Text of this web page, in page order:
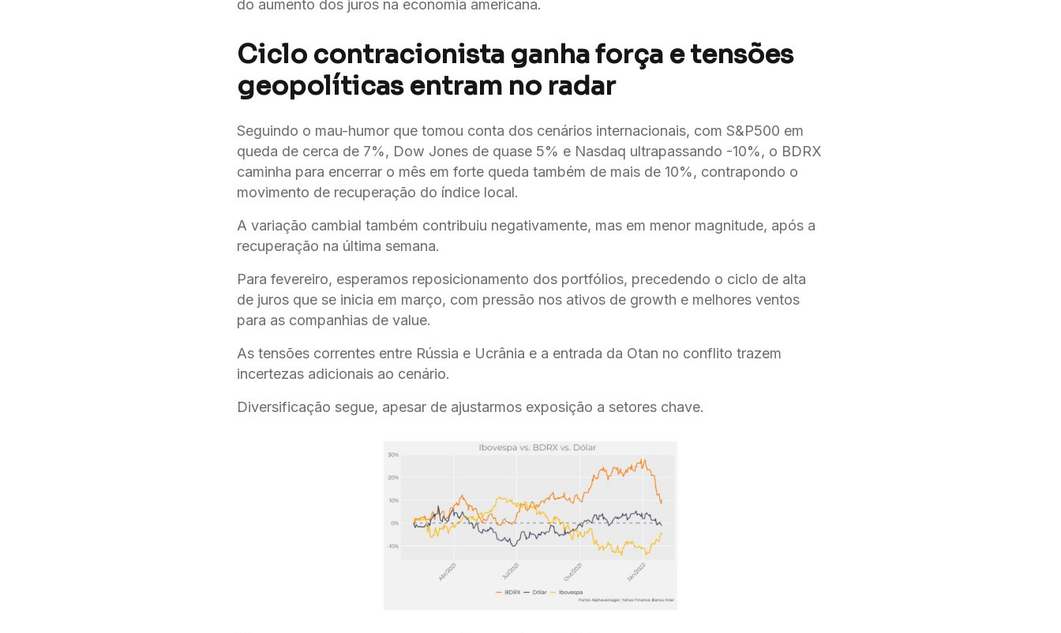
do aumento dos juros na economia americana.
Ciclo contracionista ganha força e tensões
geopolíticas entram no radar
Seguindo o mau-humor que tomou conta dos cenários internacionais, com S&P500 em
queda de cerca de 7%, Dow Jones de quase 5% e Nasdaq ultrapassando -10%, o BDRX
caminha para encerrar o mês em forte queda também de mais de 10%, contrapondo o
movimento de recuperação do índice local.
A variação cambial também contribuiu negativamente, mas em menor magnitude, após a
recuperação na última semana.
Para fevereiro, esperamos reposicionamento dos portfólios, precedendo o ciclo de alta
de juros que se inicia em março, com pressão nos ativos de growth e melhores ventos
para as companhias de value.
As tensões correntes entre Rússia e Ucrânia e a entrada da Otan no conflito trazem
incertezas adicionais ao cenário.
Diversificação segue, apesar de ajustarmos exposição a setores chave.